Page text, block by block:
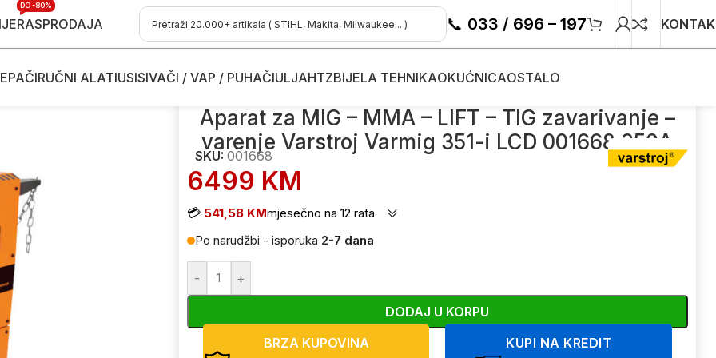
RASPRODAJA
DO -80%
📞 033 / 696 – 197
RUČNI ALATIUSISIVAČI / VAP / PUHAČIULJAHTZBIJELA TEHNIKAOKUĆNICAOSTALO
- REL zavarivanje - varenje Aparat za MIG – MMA – LIFT – TIG zavarivanje – varenje Varstroj Varmig 351-i LCD 001668 350A
Aparat za MIG – MMA – LIFT – TIG zavarivanje –
varenje Varstroj Varmig 351-i LCD 001668 350A
SKU: 001668
6499 KM
💳 541,58 KMmjesečno na 12 rata
Po narudžbi - isporuka 2-7 dana
- +
DODAJ U KORPU
BRZA KUPOVINA
KUPI NA KREDIT